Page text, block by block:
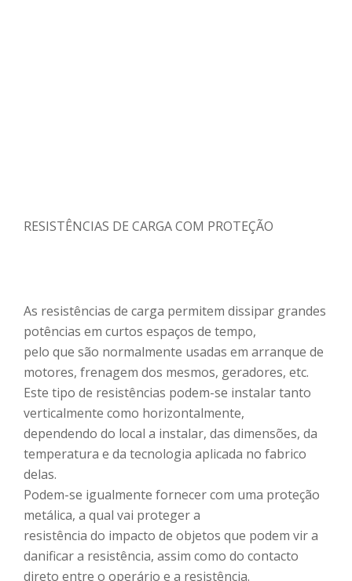
RESISTÊNCIAS DE CARGA COM PROTEÇÃO
As resistências de carga permitem dissipar grandes
potências em curtos espaços de tempo,
pelo que são normalmente usadas em arranque de
motores, frenagem dos mesmos, geradores, etc.
Este tipo de resistências podem-se instalar tanto
verticalmente como horizontalmente,
dependendo do local a instalar, das dimensões, da
temperatura e da tecnologia aplicada no fabrico
delas.
Podem-se igualmente fornecer com uma proteção
metálica, a qual vai proteger a
resistência do impacto de objetos que podem vir a
danificar a resistência, assim como do contacto
direto entre o operário e a resistência.